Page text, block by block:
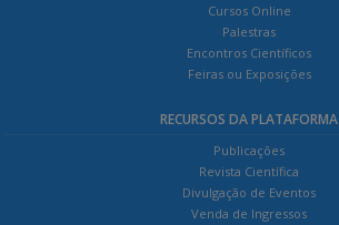
Cursos Online
Palestras
Encontros Científicos
Feiras ou Exposições
RECURSOS DA PLATAFORMA
Publicações
Revista Científica
Divulgação de Eventos
Venda de Ingressos